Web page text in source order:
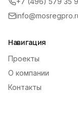
Навигация
Проекты
О компании
Контакты